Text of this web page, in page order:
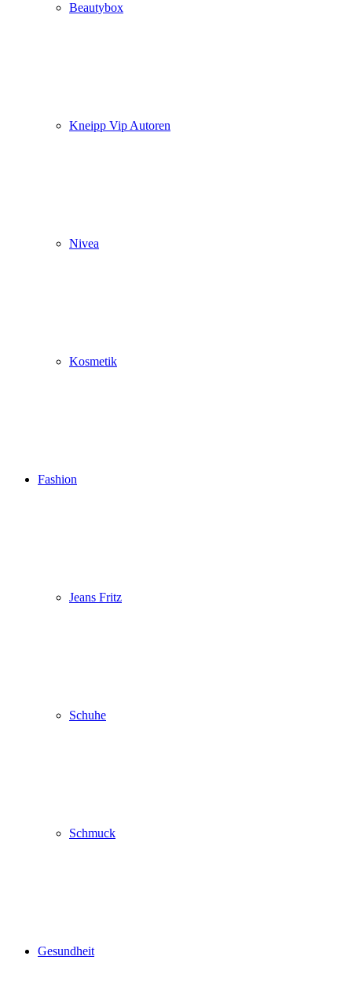
Beautybox
Kneipp Vip Autoren
Nivea
Kosmetik
Fashion
Jeans Fritz
Schuhe
Schmuck
Gesundheit